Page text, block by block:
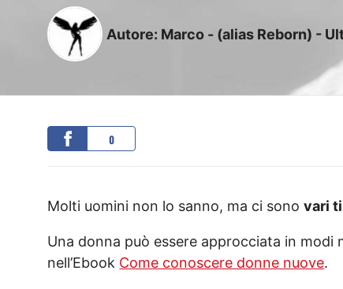
Autore: Marco - (alias Reborn) -
0
Molti uomini non lo sanno, ma ci sonovari
Una donna può essere approcciata in
nell’Ebook Come conoscere donne nuove.